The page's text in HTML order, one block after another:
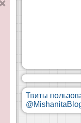
ск
Твиты